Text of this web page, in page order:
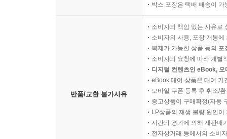
박스 포장은 택배 배송이
반품/교환 불가사유
소비자의 책임 있는 사유로
소비자의 사용, 포장 개봉
복제가 가능한 상품 등의
소비자의 요청에 따라 개별
디지털 컨텐츠인 eBook,
eBook 대여 상품은 대여 기
모바일 쿠폰 등록 후 취소/
중고상품이 구매확정(자동
LP상품의 재생 불량 원인
시간의 경과에 의해 재판매
전자상거래 등에서의 소비